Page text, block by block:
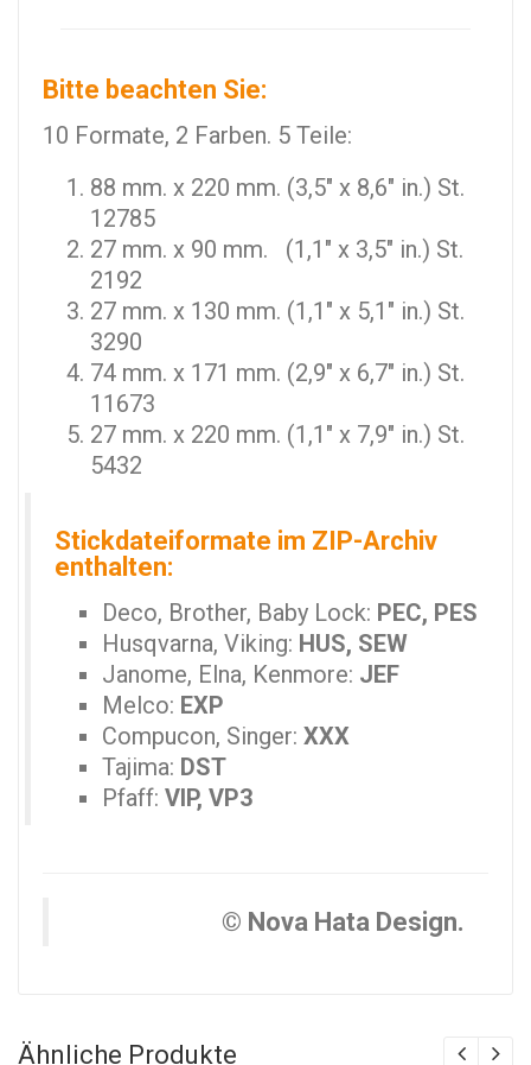
Bitte beachten Sie:
10 Formate, 2 Farben. 5 Teile:
88 mm. x 220 mm. (3,5" x 8,6" in.) St.
12785
27 mm. x 90 mm. (1,1" x 3,5" in.) St.
2192
27 mm. x 130 mm. (1,1" x 5,1" in.) St.
3290
74 mm. x 171 mm. (2,9" x 6,7" in.) St.
11673
27 mm. x 220 mm. (1,1" x 7,9" in.) St.
5432
Stickdateiformate im ZIP-Archiv
enthalten:
Deco, Brother, Baby Lock: PEC, PES
Husqvarna, Viking: HUS, SEW
Janome, Elna, Kenmore: JEF
Melco: EXP
Compucon, Singer: XXX
Tajima: DST
Pfaff: VIP, VP3
© Nova Hata Design.
Ähnliche Produkte